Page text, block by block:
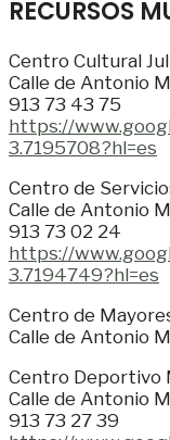
RECURSOS
Centro Cultural
Calle de Antonio
913 73 43 75
https://
3.7195708?hl=es
Centro de
Calle de Antonio
913 73 02 24
https://
3.7194749?hl=es
Centro de
Calle de Antonio
Centro Deportivo
Calle de Antonio
913 73 27 39